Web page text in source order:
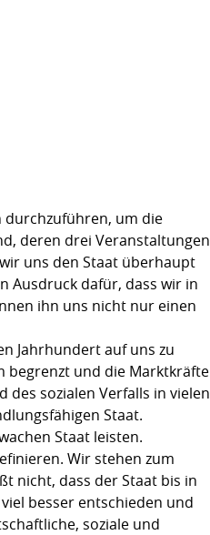
durchzuführen, um die
deren drei Veranstaltungen
uns den Staat überhaupt
Ausdruck dafür, dass wir in
ihn uns nicht nur einen
Jahrhundert auf uns zu
begrenzt und die Marktkräfte
sozialen Verfalls in vielen
Staat.
Staat leisten.
Wir stehen zum
nicht, dass der Staat bis in
besser entschieden und
soziale und